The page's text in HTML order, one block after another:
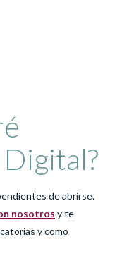
de abrirse.
nosotros y te
y como